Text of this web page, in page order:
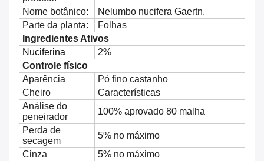
Nome botânico:
Nelumbo nucifera Gaertn.
Parte da planta:
Folhas
Ingredientes Ativos
Nuciferina
2%
Controle físico
Aparência
Pó fino castanho
Cheiro
Características
Análise do
peneirador
100% aprovado 80 malha
Perda de
secagem
5% no máximo
Cinza
5% no máximo